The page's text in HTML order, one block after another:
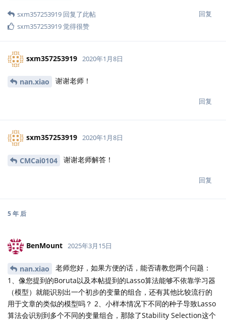
回复
sxm357253919 回复了此帖
sxm357253919觉得很赞
sxm357253919 2020年1月8日
nan.xiao 谢谢老师！
回复
sxm357253919 2020年1月8日
CMCai0104 谢谢老师解答！
回复
5 年 后
BenMount 2025年3月15日
nan.xiao
老师您好，如果方便的话，能否请教您两个问题：
1、像您提到的Boruta以及本帖提到的Lasso算法能够不依靠学习器
（模型）就能识别出一个初步的变量的组合，还有其他比较流行的
用于文章的类似的模型吗？ 2、小样本情况下不同的种子导致Lasso
算法会识别到多个不同的变量组合，那除了Stability Selection这个